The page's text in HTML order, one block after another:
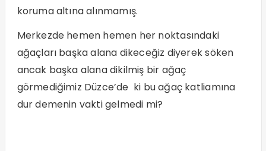
koruma altına alınmamış.
Merkezde hemen hemen her noktasındaki
ağaçları başka alana dikeceğiz diyerek söken
ancak başka alana dikilmiş bir ağaç
görmediğimiz Düzce’de ki bu ağaç katliamına
dur demenin vakti gelmedi mi?